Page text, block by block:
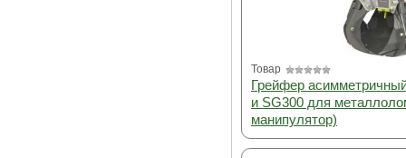
Товар
Грейфер
и SG300 для
манипулятор)